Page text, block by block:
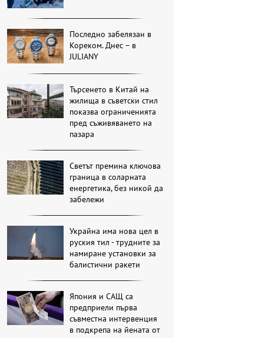
Последно забелязан в
Кореком. Днес – в
JULIANY
Търсенето в Китай на
жилища в съветски стил
показва ограниченията
пред съживяването на
пазара
Светът премина ключова
граница в соларната
енергетика, без никой да
забележи
Украйна има нова цел в
руския тил - трудните за
намиране установки за
балистични ракети
Япония и САЩ са
предприели първа
съвместна интервенция
в подкрепа на йената от